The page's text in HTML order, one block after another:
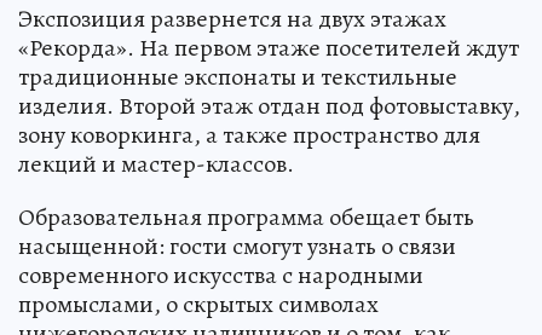
Экспозиция развернется на двух этажах
«Рекорда». На первом этаже посетителей ждут
традиционные экспонаты и текстильные
изделия. Второй этаж отдан под фотовыставку,
зону коворкинга, а также пространство для
лекций и мастер-классов.
Образовательная программа обещает быть
насыщенной: гости смогут узнать о связи
современного искусства с народными
промыслами, о скрытых символах